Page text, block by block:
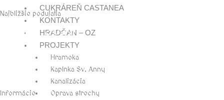
CUKRÁREŇ CASTANEA
KONTAKTY
HRADČAN – OZ
PROJEKTY
Hramoka
Kaplnka Sv. Anny
Kanalizácia
Oprava strechy
Najbližšie podujatia
august, 2026
Informácie